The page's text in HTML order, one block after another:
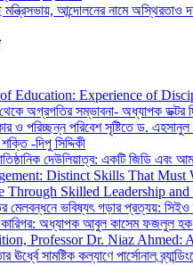
আন্দোলনের নামে অস্থিরতাও
Education: Experience of
অগ্রগতির সম্ভাবনা- অধ্যাপক ডক্টর
ও পরিচ্ছন্ন পরিবেশ সৃষ্টিতে ড.
-দিপু সিদ্দিকী
দেউলিয়াত্ব: একটি জিডি এবং
Distinct Skills That
Through Skilled Leadership
ভবিষ্যৎ গড়ার প্রত্যয়: সিইও
অধ্যাপক আবুল কাসেম ফজলুল হক
Professor Dr. Niaz Ahmed:
ঊর্ধ্বে সামষ্টিক কল্যাণে পার্সোনাল